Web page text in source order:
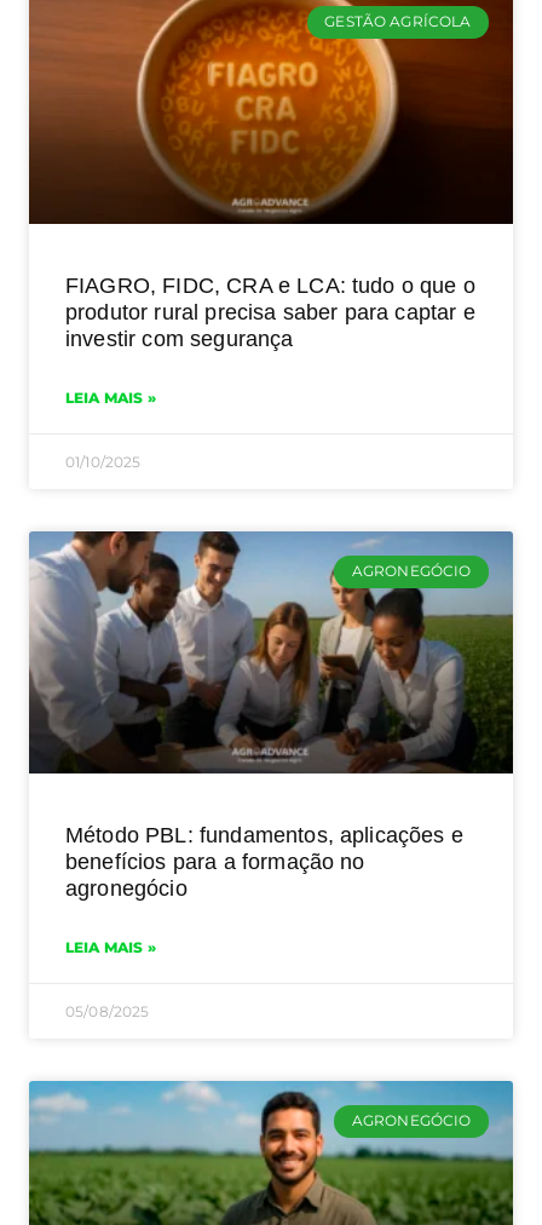
GESTÃO AGRÍCOLA
FIAGRO, FIDC, CRA e LCA: tudo o que o
produtor rural precisa saber para captar e
investir com segurança
LEIA MAIS »
01/10/2025
AGRONEGÓCIO
Método PBL: fundamentos, aplicações e
benefícios para a formação no
agronegócio
LEIA MAIS »
05/08/2025
AGRONEGÓCIO